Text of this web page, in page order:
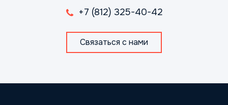
+7 (812) 325-40-42
Связаться с нами